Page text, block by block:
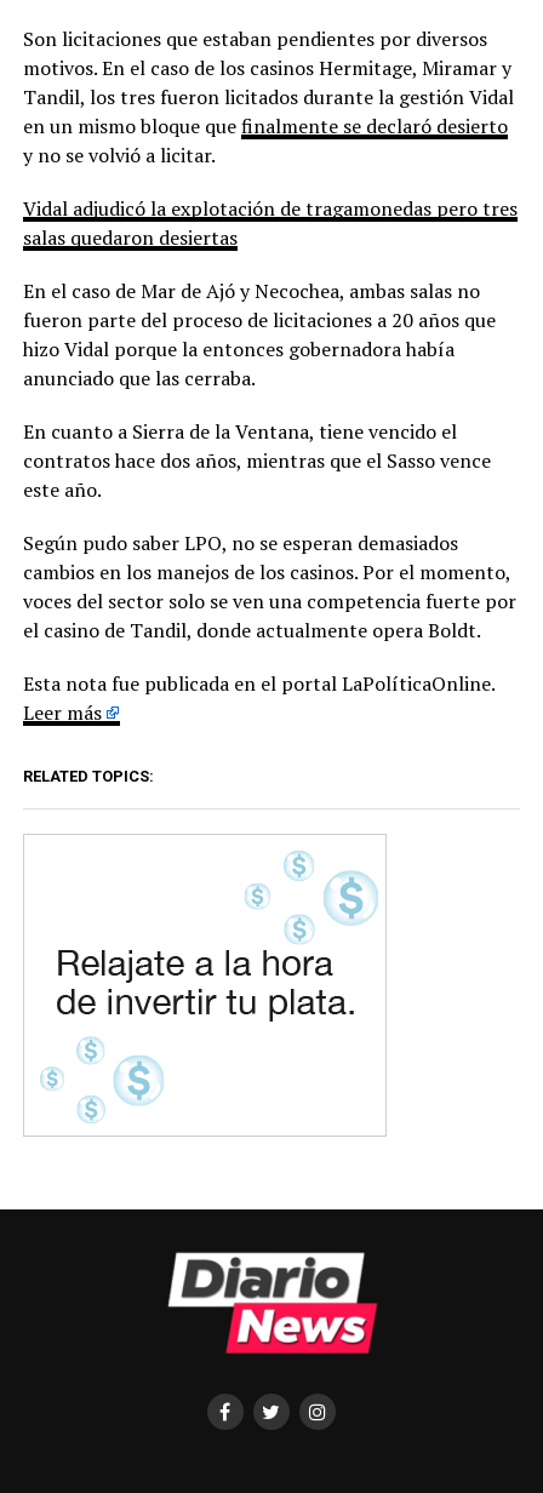
Son licitaciones que estaban pendientes por diversos
motivos. En el caso de los casinos Hermitage, Miramar y
Tandil, los tres fueron licitados durante la gestión Vidal
en un mismo bloque quefinalmente se declaró desierto
y no se volvió a licitar.
Vidal adjudicó la explotación de tragamonedas pero tres
salas quedaron desiertas
En el caso de Mar de Ajó y Necochea, ambas salas no
fueron parte del proceso de licitaciones a 20 años que
hizo Vidal porque la entonces gobernadora había
anunciado que las cerraba.
En cuanto a Sierra de la Ventana, tiene vencido el
contratos hace dos años, mientras que el Sasso vence
este año.
Según pudo saber LPO, no se esperan demasiados
cambios en los manejos de los casinos. Por el momento,
voces del sector solo se ven una competencia fuerte por
el casino de Tandil, donde actualmente opera Boldt.
Esta nota fue publicada en el portal LaPolíticaOnline.
Leer más
RELATED TOPICS: